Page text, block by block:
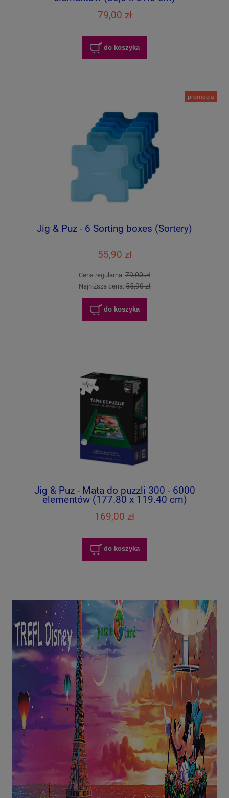
79,00 zł
do koszyka
Jig & Puz - 6 Sorting boxes (Sortery)
55,90 zł
Cena regularna: 79,00 zł
Najniższa cena:55,90 zł
do koszyka
promocja
Jig & Puz - Mata do puzzli 300 - 6000
elementów (177.80 x 119.40 cm)
169,00 zł
do koszyka